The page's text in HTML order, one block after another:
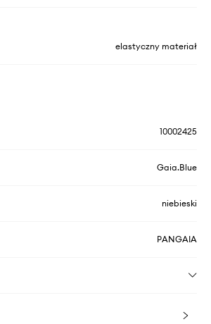
elastyczny materiał
10002425
Gaia.Blue
niebieski
PANGAIA